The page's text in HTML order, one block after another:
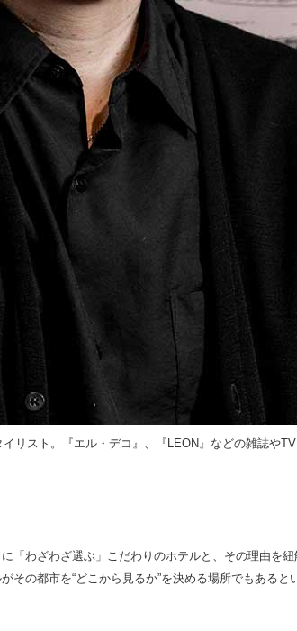
スト。『エル・デコ』、『LEON』などの雑誌
「わざわざ選ぶ」こだわりのホテルと、その理
の都市を“どこから見るか”を決める場所でもあ